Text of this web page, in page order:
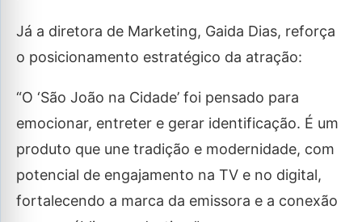
Já a diretora de Marketing, Gaida Dias, reforça
o posicionamento estratégico da atração:
“O ‘São João na Cidade’ foi pensado para
emocionar, entreter e gerar identificação. É um
produto que une tradição e modernidade, com
potencial de engajamento na TV e no digital,
fortalecendo a marca da emissora e a conexão